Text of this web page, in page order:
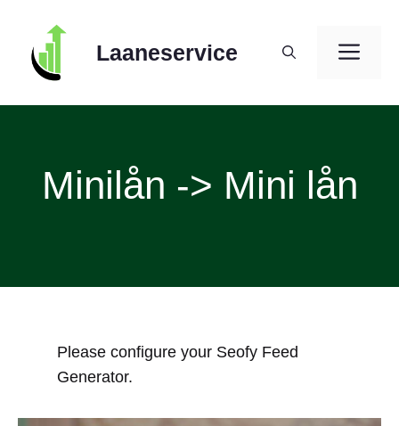
content
Laaneservice
Minilån -> Mini lån
Please configure your Seofy Feed
Generator.